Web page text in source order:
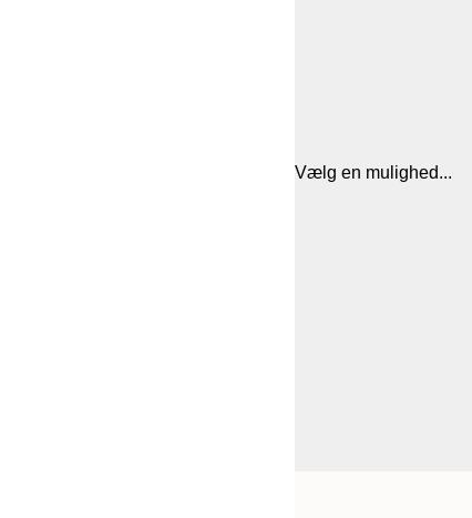
Vælg en mulighed...